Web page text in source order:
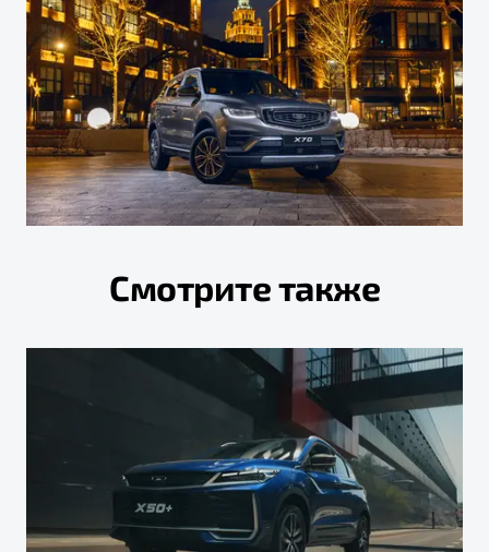
Смотрите также